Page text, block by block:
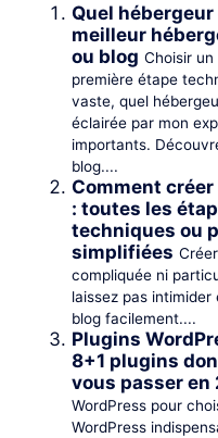
Quel
meilleur
ou blog Choisir
première étape
vaste, quel
éclairée par mon
importants.
blog....
Comment
: toutes les
techniques ou
simplifiées
compliquée ni
laissez pas
blog facilement....
Plugins
8+1 plugins
vous passer en
WordPress pour
WordPress